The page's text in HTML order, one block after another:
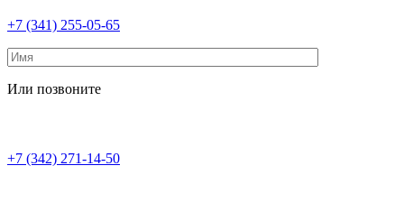
+7 (341) 255-05-65
Или позвоните
+7 (342) 271-14-50